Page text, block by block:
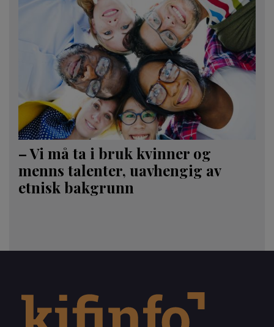
– Vi må ta i bruk kvinner og
menns talenter, uavhengig av
etnisk bakgrunn